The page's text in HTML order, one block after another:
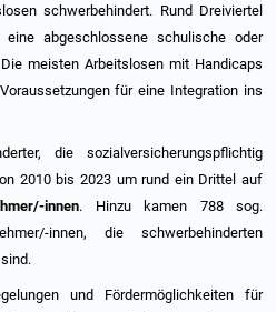
schwerbehindert. Rund Dreiviertel
abgeschlossene schulische oder
meisten Arbeitslosen mit Handicaps
für eine Integration ins
die sozialversicherungspflichtig
2010 bis 2023 um rund ein Drittel auf
innen. Hinzu kamen 788 sog.
innen, die schwerbehinderten
und Fördermöglichkeiten für